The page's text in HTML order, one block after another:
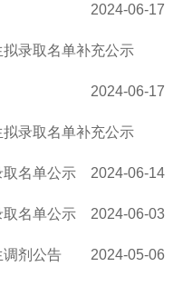
2024-06-17
录取名单补充公示
2024-06-17
录取名单补充公示
2024-06-14
名单公示
2024-06-03
名单公示
2024-05-06
剂公告